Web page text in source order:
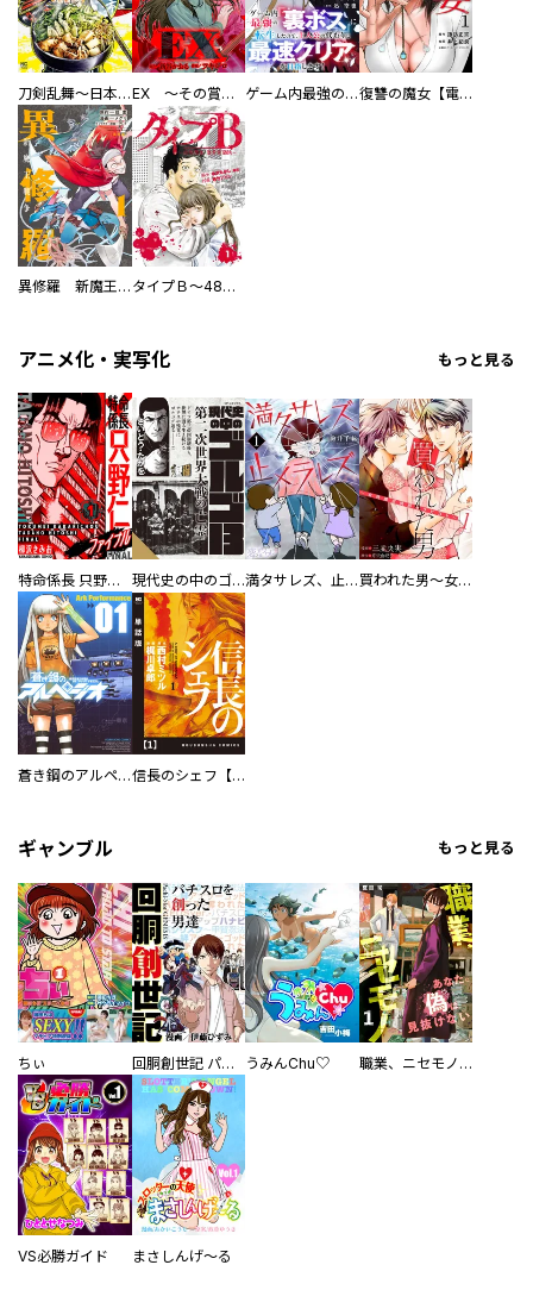
刀剣乱舞～日本号つれづれ酒～ EX ～その賞金稼ぎは、世界の出口を探す～【単行本版】 ゲーム内最強の『裏ボス』に転生したので、主人公の代わりに最速クリアを目指します！【電子単行本版】 復讐の魔女【電子単行本版】
異修羅 新魔王戦争 タイプＢ～48時間後、致死率100％～【単話】
アニメ化・実写化 もっと見る
特命係長 只野仁ファイナル 愛蔵版 現代史の中のゴルゴ13 満タサレズ、止メラレズ 買われた男～女性限定快感セラピスト～【描き下ろしおまけ付き特装版】
蒼き鋼のアルペジオ 信長のシェフ【単話版】
ギャンブル もっと見る
ちぃ 回胴創世記 パチスロを創った男達 うみんChu♡ 職業、ニセモノ～あなたに偽は見抜けない【電子単行本版】
VS必勝ガイド まさしんげ～る